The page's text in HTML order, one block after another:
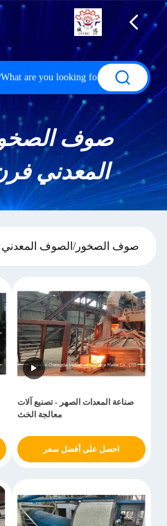
صوف
المعدني
صوف الصخور/الصوف المعدني
صناعة المعدات الصهر - تصنيع آلات
معالجة الخث
احصل على أفضل سعر